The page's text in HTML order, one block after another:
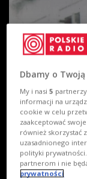
Dbamy o
My i nasi5
informacji na
cookie w celu
zaakceptować
również skorzystać
uzasadnionego
polityki
partnerom i nie
prywatności